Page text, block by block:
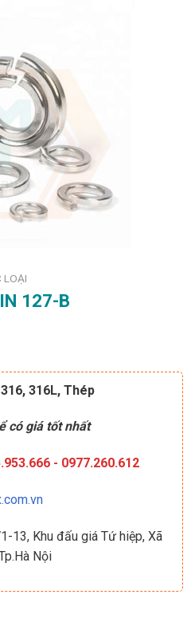
LOẠI
127-B
316L, Thép
có giá tốt nhất
- 0977.260.612
13, Khu đấu giá Tứ hiệp, Xã
Nội